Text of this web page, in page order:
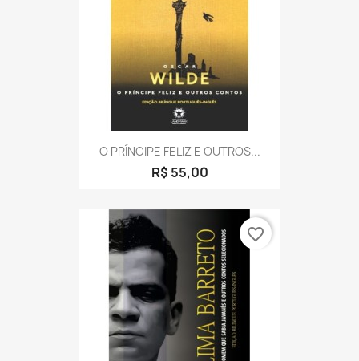
O PRÍNCIPE FELIZ E OUTROS...
R$ 55,00
favorite_border